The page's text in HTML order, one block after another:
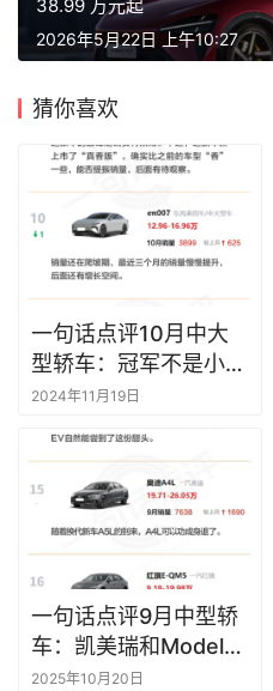
38.99 万元起
2026年5月22日 上午10:27
猜你喜欢
一句话点评10月中大
型轿车：冠军不是小米
SU7？
2024年11月19日
一句话点评9月中型轿
车：凯美瑞和Model
3，同领风头
2025年10月20日